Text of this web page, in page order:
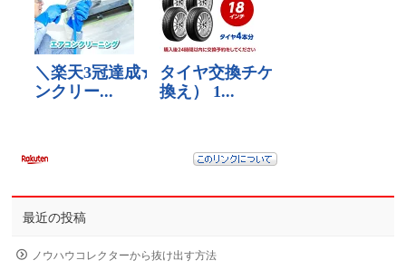
最近の投稿
ノウハウコレクターから抜け出す方法